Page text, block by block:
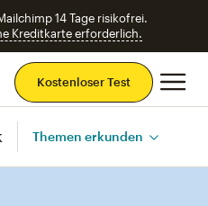
14 Tage risikofrei.
Kreditkarte erforderlich.
Kostenloser Test
Themen erkunden